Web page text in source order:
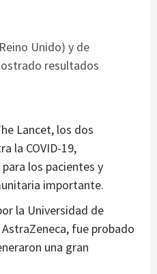
Unido) y de
resultados
Lancet, los dos
la COVID-19,
los pacientes y
importante.
la Universidad de
fue probado
una gran